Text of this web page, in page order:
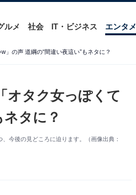
ルメ 社会 IT・ビジネス エンタメ
」の声 道綱の“間違い夜這い”もネタに？
オタク女っぽくて
タに？
今後の見どころに迫ります。（画像出典：